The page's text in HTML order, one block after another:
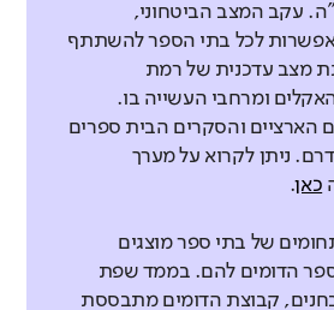
עקב המצב הביטחוני,
לכל בתי הספר להשתתף
מצב עדכנית של רמת
ומרחבי העשייה בו.
והסקרים הבית ספרים
ניתן לקרוא על מערך
כאן.
של בתי ספר מוצגים
הדומים להם. בממד שפת
קבוצת הדומים מתבססת